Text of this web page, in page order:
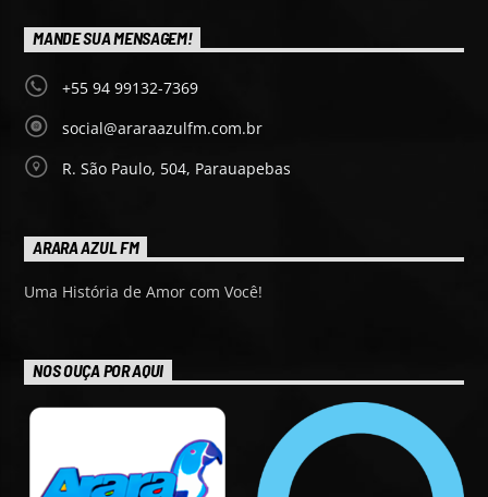
MANDE SUA MENSAGEM!
+55 94 99132-7369
social@araraazulfm.com.br
R. São Paulo, 504, Parauapebas
ARARA AZUL FM
Uma História de Amor com Você!
NOS OUÇA POR AQUI